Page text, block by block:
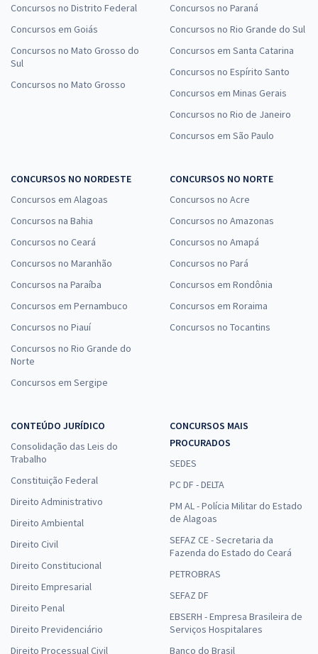
Concursos no Distrito Federal
Concursos em Goiás
Concursos no Mato Grosso do
Sul
Concursos no Mato Grosso
Concursos no Paraná
Concursos no Rio Grande do Sul
Concursos em Santa Catarina
Concursos no Espírito Santo
Concursos em Minas Gerais
Concursos no Rio de Janeiro
Concursos em São Paulo
CONCURSOS NO NORDESTE
Concursos em Alagoas
Concursos na Bahia
Concursos no Ceará
Concursos no Maranhão
Concursos na Paraíba
Concursos em Pernambuco
Concursos no Piauí
Concursos no Rio Grande do
Norte
Concursos em Sergipe
CONCURSOS NO NORTE
Concursos no Acre
Concursos no Amazonas
Concursos no Amapá
Concursos no Pará
Concursos em Rondônia
Concursos em Roraima
Concursos no Tocantins
CONTEÚDO JURÍDICO
Consolidação das Leis do
Trabalho
Constituição Federal
Direito Administrativo
Direito Ambiental
Direito Civil
Direito Constitucional
Direito Empresarial
Direito Penal
Direito Previdenciário
Direito Processual Civil
CONCURSOS MAIS
PROCURADOS
SEDES
PC DF - DELTA
PM AL - Polícia Militar do Estado
de Alagoas
SEFAZ CE - Secretaria da
Fazenda do Estado do Ceará
PETROBRAS
SEFAZ DF
EBSERH - Empresa Brasileira de
Serviços Hospitalares
Banco do Brasil